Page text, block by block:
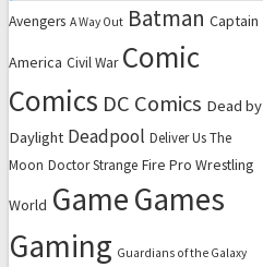
Avengers A Way Out Batman Captain
America Civil War Comic
Comics DC Comics Dead by
Daylight Deadpool Deliver Us The
Moon Doctor Strange Fire Pro Wrestling
World GameGames
Gaming Guardians of the Galaxy